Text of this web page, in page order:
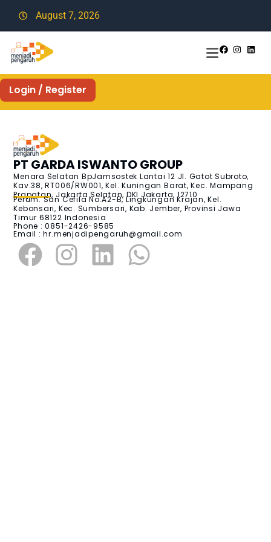
August 7, 2026
Login / Register
PT GARDA ISWANTO GROUP
Menara Selatan BpJamsostek Lantai 12 Jl. Gatot Subroto,
Kav.38, RT006/RW001, Kel. Kuningan Barat, Kec. Mampang
Prapatan, Jakarta Selatan, DKI Jakarta, 12710
Perum. San Cefila No.A2-B, Lingkungan Krajan, Kel.
Kebonsari, Kec. Sumbersari, Kab. Jember, Provinsi Jawa
Timur 68122 Indonesia
Phone : 0851-2426-9585
Email :hr.menjadipengaruh@gmail.com